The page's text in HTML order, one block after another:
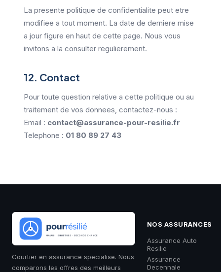
La presente politique de confidentialite peut etre
modifiee a tout moment. La date de derniere mise
a jour figure en haut de cette page. Nous vous
invitons a la consulter regulierement.
12. Contact
Pour toute question relative a cette politique ou au
traitement de vos donnees, contactez-nous :
Email : contact@assurance-pour-resilie.fr
Telephone : 01 80 89 27 43
Courtier en assurance specialise. Nous
comparons les offres des meilleurs
NOS ASSURANCES
Assurance Auto
Resilie
Assurance
Decennale